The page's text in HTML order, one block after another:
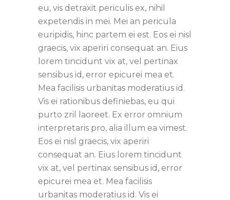
eu, vis detraxit periculis ex, nihil
expetendis in mei. Mei an pericula
euripidis, hinc partem ei est. Eos ei nisl
graecis, vix aperiri consequat an. Eius
lorem tincidunt vix at, vel pertinax
sensibus id, error epicurei mea et.
Mea facilisis urbanitas moderatius id.
Vis ei rationibus definiebas, eu qui
purto zril laoreet. Ex error omnium
interpretaris pro, alia illum ea vimest.
Eos ei nisl graecis, vix aperiri
consequat an. Eius lorem tincidunt
vix at, vel pertinax sensibus id, error
epicurei mea et. Mea facilisis
urbanitas moderatius id. Vis ei